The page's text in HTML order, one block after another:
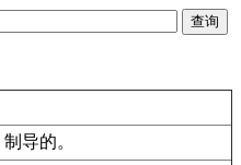
导的。